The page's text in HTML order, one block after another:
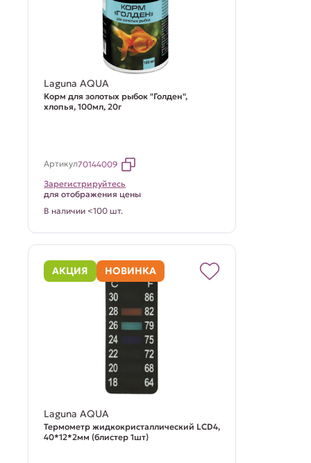
Laguna AQUA
Корм для золотых рыбок "Голден",
хлопья, 100мл, 20г
Артикул70144009
Зарегистрируйтесь
для отображения цены
В наличии <100 шт.
АКЦИЯ НОВИНКА
Laguna AQUA
Термометр жидкокристаллический LCD4,
40*12*2мм (блистер 1шт)